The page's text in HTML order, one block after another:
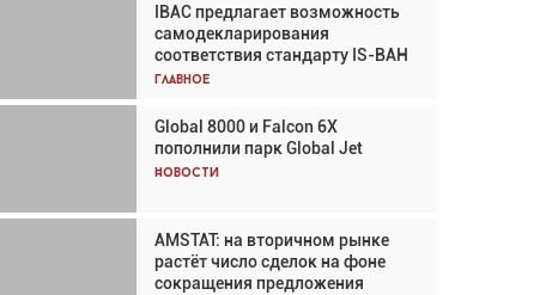
IBAC предлагает возможность
самодекларирования
соответствия стандарту IS-BAH
Главное
Global 8000 и Falcon 6X
пополнили парк Global Jet
Новости
AMSTAT: на вторичном рынке
растёт число сделок на фоне
сокращения предложения
Взгляд с высоты: тандем
вертолётов и БПЛА в
спасательных операциях
Главное
Авиационный фотограф Дэйв
Кох: «Фотография говорит сама
за себя... а ИИ всё портит»
В городах чемпионата мира
наблюдался подъём, хотя
общий трафик снизился